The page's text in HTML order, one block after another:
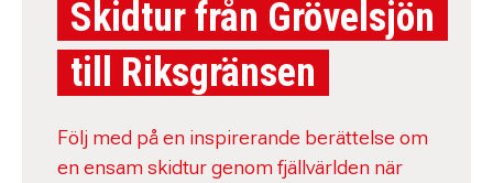
Skidtur från Grövelsjön
till Riksgränsen
Följ med på en inspirerande berättelse om
en ensam skidtur genom fjällvärlden när